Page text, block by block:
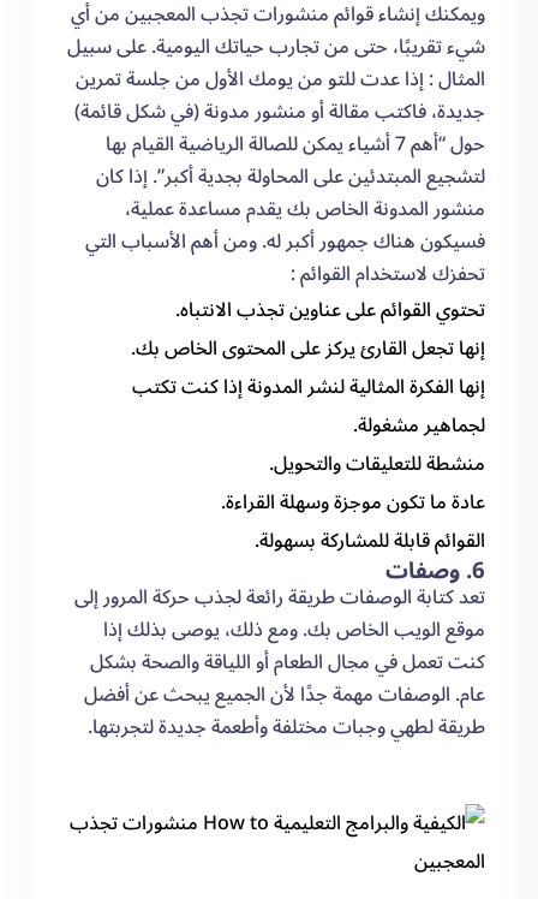
ويمكنك إنشاء قوائم منشورات تجذب المعجبين من أي
شيء تقريبًا، حتى من تجارب حياتك اليومية. على سبيل
المثال : إذا عدت للتو من يومك الأول من جلسة تمرين
جديدة، فاكتب مقالة أو منشور مدونة (في شكل قائمة)
حول “أهم 7 أشياء يمكن للصالة الرياضية القيام بها
لتشجيع المبتدئين على المحاولة بجدية أكبر”. إذا كان
منشور المدونة الخاص بك يقدم مساعدة عملية،
فسيكون هناك جمهور أكبر له. ومن أهم الأسباب التي
تحفزك لاستخدام القوائم :
تحتوي القوائم على عناوين تجذب الانتباه.
إنها تجعل القارئ يركز على المحتوى الخاص بك.
إنها الفكرة المثالية لنشر المدونة إذا كنت تكتب
لجماهير مشغولة.
منشطة للتعليقات والتحويل.
عادة ما تكون موجزة وسهلة القراءة.
القوائم قابلة للمشاركة بسهولة.
6. وصفات
تعد كتابة الوصفات طريقة رائعة لجذب حركة المرور إلى
موقع الويب الخاص بك. ومع ذلك، يوصى بذلك إذا
كنت تعمل في مجال الطعام أو اللياقة والصحة بشكل
عام. الوصفات مهمة جدًا لأن الجميع يبحث عن أفضل
طريقة لطهي وجبات مختلفة وأطعمة جديدة لتجربتها.